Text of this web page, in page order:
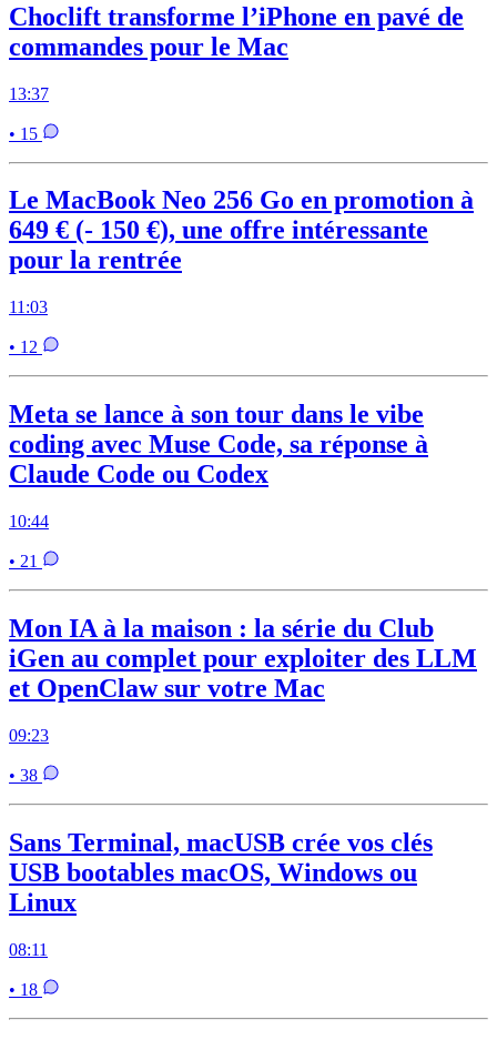
Choclift transforme l’iPhone en pavé de
commandes pour le Mac
13:37
• 15
Le MacBook Neo 256 Go en promotion à
649 € (- 150 €), une offre intéressante
pour la rentrée
11:03
• 12
Meta se lance à son tour dans le vibe
coding avec Muse Code, sa réponse à
Claude Code ou Codex
10:44
• 21
Mon IA à la maison : la série du Club
iGen au complet pour exploiter des LLM
et OpenClaw sur votre Mac
09:23
• 38
Sans Terminal, macUSB crée vos clés
USB bootables macOS, Windows ou
Linux
08:11
• 18